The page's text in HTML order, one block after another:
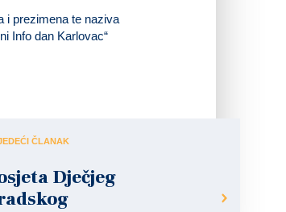
i prezimena te naziva
Info dan Karlovac“
ČLANAK
Dječjeg